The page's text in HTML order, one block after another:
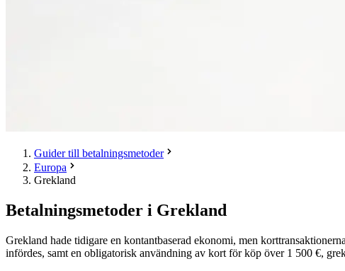
Guider till betalningsmetoder
Europa
Grekland
Betalningsmetoder i Grekland
Grekland hade tidigare en kontantbaserad ekonomi, men
infördes, samt en obligatorisk användning av kort för köp över 1 500 €,